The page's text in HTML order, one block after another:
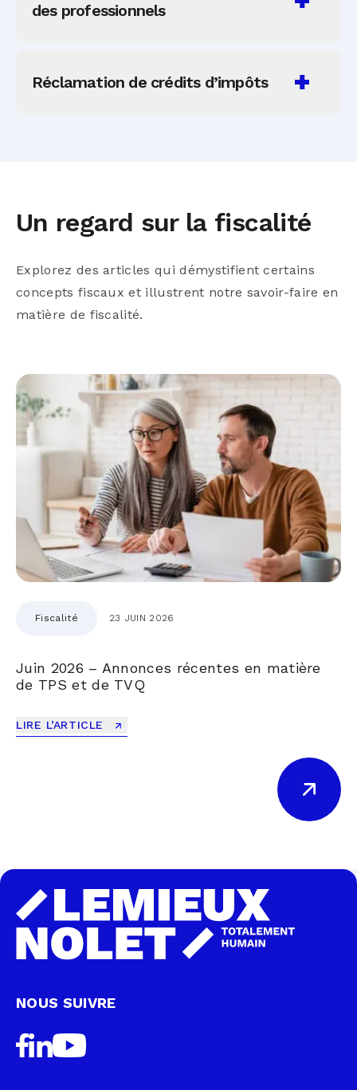
actifs et gérer vos surplus de liquidités.
des professionnels
formations et des consultations
Réclamation de crédits d’impôts
EN SAVOIR PLUS
Un regard sur la fiscalité
Explorez des articles qui démystifient certains
concepts fiscaux et illustrent notre savoir-faire en
matière de fiscalité.
Fiscalité 23 JUIN 2026
Juin 2026 – Annonces récentes en matière
de TPS et de TVQ
LIRE L’ARTICLE
NOUS SUIVRE